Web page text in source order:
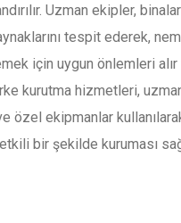
Uzman ekipler,
tespit ederek,
için uygun önlemleri
kurutma hizmetleri,
özel ekipmanlar
bir şekilde kuruması